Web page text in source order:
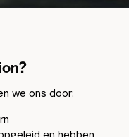
we ons door: